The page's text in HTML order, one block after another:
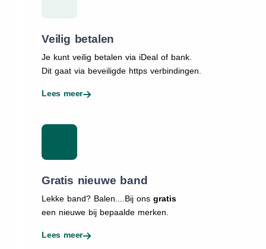
Veilig betalen
Je kunt veilig betalen via iDeal of bank.
Dit gaat via beveiligde https verbindingen.
Lees meer
Gratis nieuwe band
Lekke band? Balen....Bij ons gratis
een nieuwe bij bepaalde merken.
Lees meer